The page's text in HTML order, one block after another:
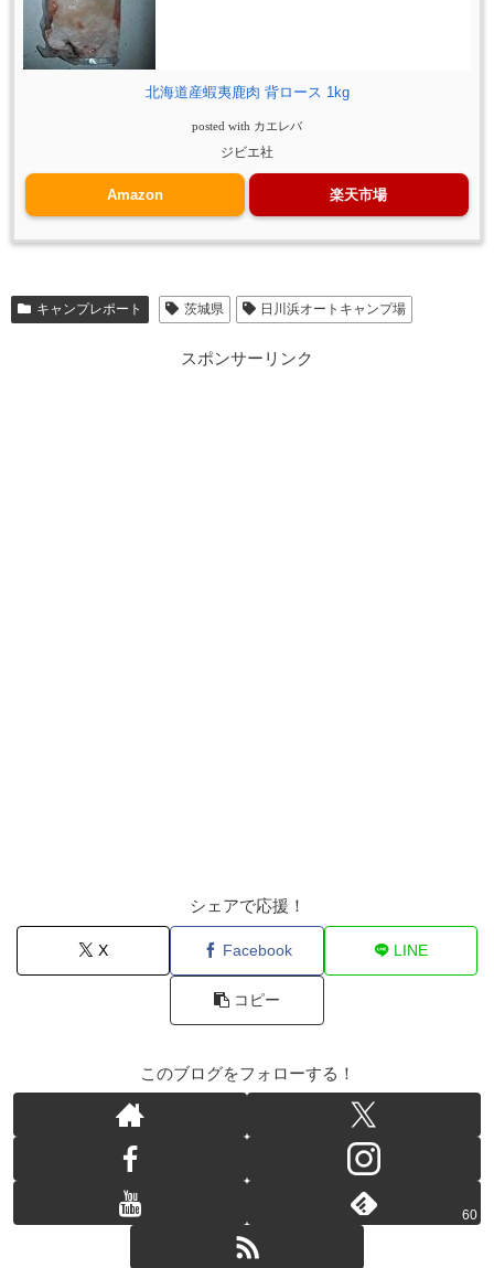
北海道産蝦夷鹿肉 背ロース 1kg
posted with カエレバ
ジビエ社
Amazon 楽天市場
キャンプレポート 茨城県 日川浜オートキャンプ場
スポンサーリンク
シェアで応援！
X Facebook LINE
コピー
このブログをフォローする！
60